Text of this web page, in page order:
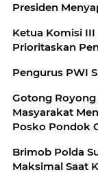
Presiden
Ketua Komisi III
Prioritaskan
Pengurus PWI
Gotong
Masyarakat
Posko Pondok
Brimob Polda
Maksimal Saat